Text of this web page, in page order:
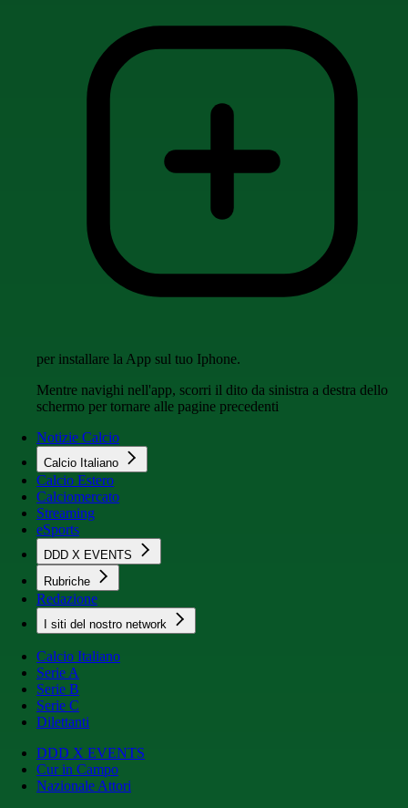
per installare la App sul tuo Iphone.
Mentre navighi nell'app, scorri il dito da sinistra a destra dello
schermo per tornare alle pagine precedenti
Notizie Calcio
Calcio Italiano
Calcio Estero
Calciomercato
Streaming
eSports
DDD X EVENTS
Rubriche
Redazione
I siti del nostro network
Calcio Italiano
Serie A
Serie B
Serie C
Dilettanti
DDD X EVENTS
Cur in Campo
Nazionale Attori